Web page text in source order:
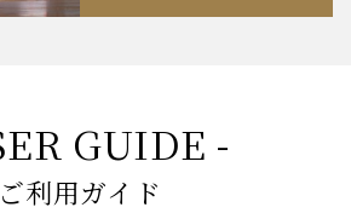
GUIDE -
ご利用ガイド